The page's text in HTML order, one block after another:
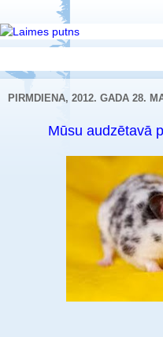
PIRMDIENA, 2012. GADA 28.
Mūsu audzētavā